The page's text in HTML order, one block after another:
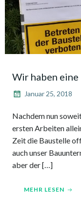
Wir haben
Januar 25, 2018
Nachdem nun
ersten Arbeiten
Zeit die Baustelle
auch unser
aber der […]
MEHR LESEN